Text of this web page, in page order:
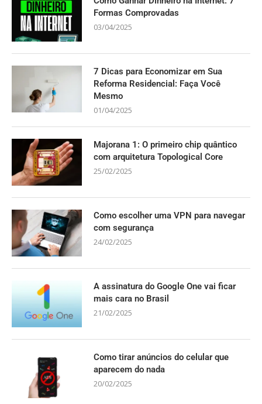
Formas Comprovadas
03/04/2025
7 Dicas para Economizar em Sua
Reforma Residencial: Faça Você
Mesmo
01/04/2025
Majorana 1: O primeiro chip quântico
com arquitetura Topological Core
25/02/2025
Como escolher uma VPN para navegar
com segurança
24/02/2025
A assinatura do Google One vai ficar
mais cara no Brasil
21/02/2025
Como tirar anúncios do celular que
aparecem do nada
20/02/2025